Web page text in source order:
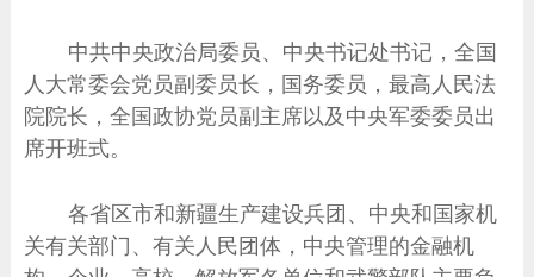
中共中央政治局委员、中央书记处书记，全国
人大常委会党员副委员长，国务委员，最高人民法
院院长，全国政协党员副主席以及中央军委委员出
席开班式。
各省区市和新疆生产建设兵团、中央和国家机
关有关部门、有关人民团体，中央管理的金融机